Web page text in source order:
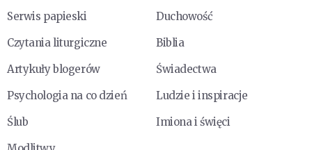
Serwis papieski
Duchowość
Czytania liturgiczne
Biblia
Artykuły blogerów
Świadectwa
Psychologia na co dzień
Ludzie i inspiracje
Ślub
Imiona i święci